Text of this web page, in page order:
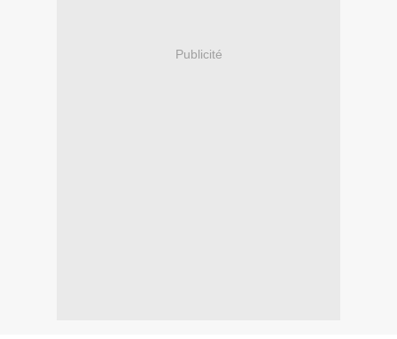
Publicité